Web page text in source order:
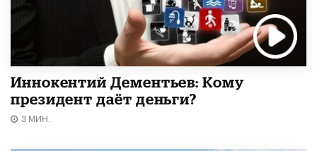
Иннокентий Дементьев: Кому
президент даёт деньги?
3 МИН.